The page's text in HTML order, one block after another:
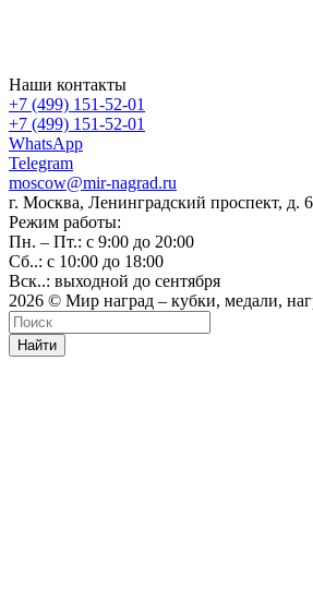
Наши контакты
+7 (499) 151-52-01
+7 (499) 151-52-01
WhatsApp
Telegram
moscow@mir-nagrad.ru
г. Москва, Ленинградский проспект, д.
Режим работы:
Пн. – Пт.: с 9:00 до 20:00
Сб..: с 10:00 до 18:00
Вск..: выходной до сентября
2026 © Мир наград – кубки, медали,
Найти